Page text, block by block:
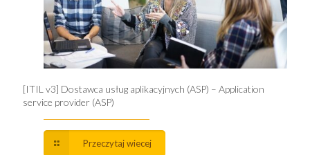
[ITIL v3] Dostawca usług aplikacyjnych (ASP) – Application
service provider (ASP)
Przeczytaj wiecej